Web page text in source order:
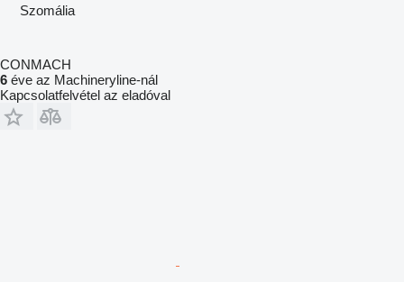
Szomália
CONMACH
6 éve az Machineryline-nál
Kapcsolatfelvétel az eladóval